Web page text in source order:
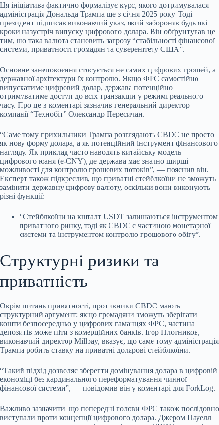
Ця ініціатива фактично формалізує курс, якого дотримувалася
адміністрація Дональда Трампа ще з січня 2025 року. Тоді
президент підписав виконавчий указ, який забороняв будь-які
кроки назустріч випуску цифрового долара. Він обґрунтував це
тим, що така валюта становить загрозу “стабільності фінансової
системи, приватності громадян та суверенітету США”.
Основне занепокоєння стосується не самих цифрових грошей, а
державної архітектури їх контролю. Якщо ФРС самостійно
випускатиме цифровий долар, держава потенційно
отримуватиме доступ до всіх транзакцій у режимі реального
часу. Про це в коментарі зазначив генеральний директор
компанії “Технобіт” Олександр Пересичан.
“Саме тому прихильники Трампа розглядають CBDC не просто
як нову форму долара, а як потенційний інструмент фінансового
нагляду. Як приклад часто наводять китайську модель
цифрового юаня (e-CNY), де держава має значно ширші
можливості для контролю грошових потоків”, — пояснив він.
Експерт також підкреслив, що приватні стейблкоїни не зможуть
замінити державну цифрову валюту, оскільки вони виконують
різні функції:
“Стейблкоїни на кшталт USDT залишаються інструментом
приватного ринку, тоді як CBDC є частиною монетарної
системи та інструментом контролю грошового обігу”.
Структурні ризики та
приватність
Окрім питань приватності, противники CBDC мають
структурний аргумент: якщо громадяни зможуть зберігати
кошти безпосередньо у цифрових гаманцях ФРС, частина
депозитів може піти з комерційних банків. Ігор Плотников,
виконавчий директор Millpay, вказує, що саме тому адміністрація
Трампа робить ставку на приватні доларові стейблкоїни.
“Такий підхід дозволяє зберегти домінування долара в цифровій
економіці без кардинального переформатування чинної
фінансової системи”, — повідомив він у коментарі для ForkLog.
Важливо зазначити, що попередні голови ФРС також послідовно
виступали проти концепції цифрового долара. Джером Пауелл